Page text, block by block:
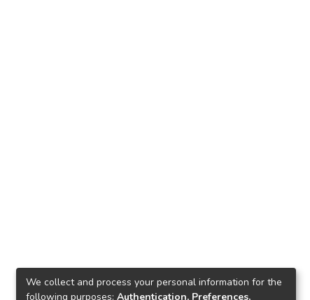
We collect and process your personal information for the
following purposes: Authentication, Preferences,